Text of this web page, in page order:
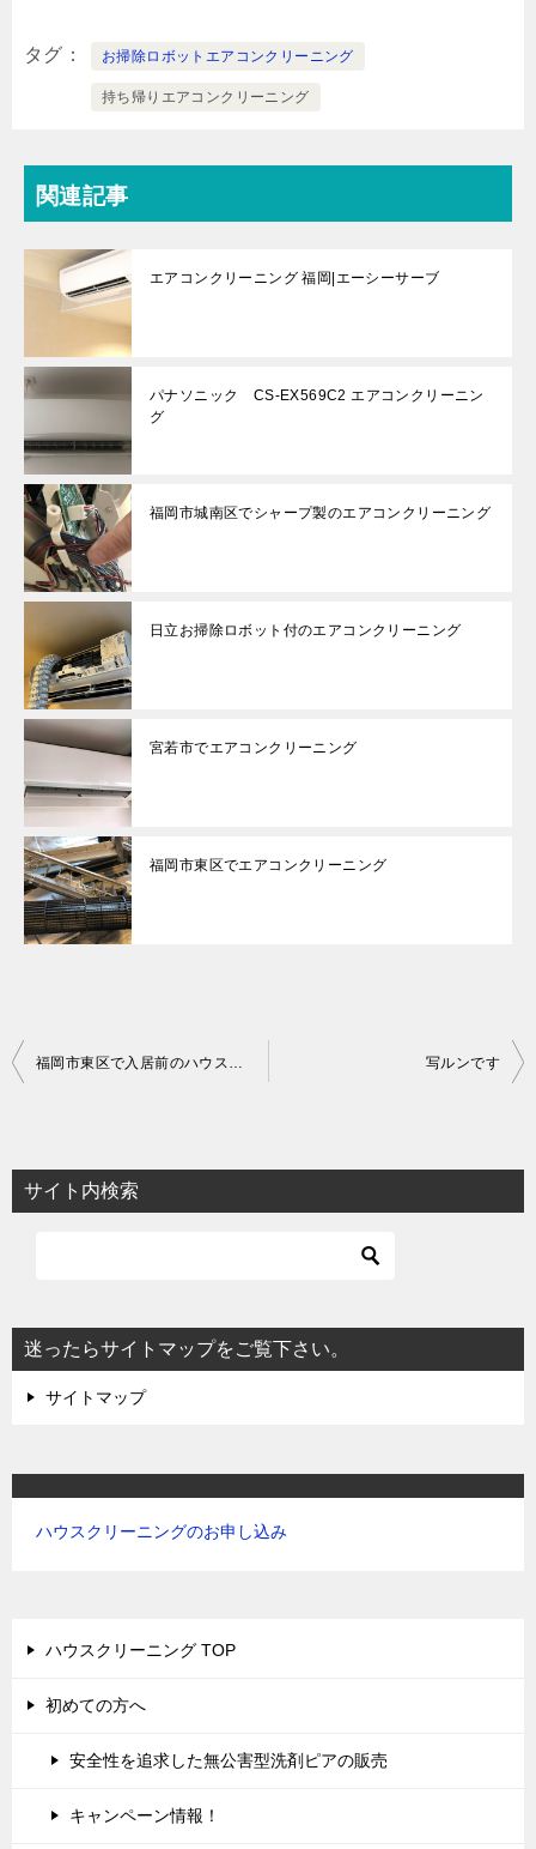
タグ お掃除ロボットエアコンクリーニング
持ち帰りエアコンクリーニング
関連記事
エアコンクリーニング 福岡|エーシーサーブ
パナソニック CS-EX569C2 エアコンクリーニン
グ
福岡市城南区でシャープ製のエアコンクリーニング
日立お掃除ロボット付のエアコンクリーニング
宮若市でエアコンクリーニング
福岡市東区でエアコンクリーニング
投
ビ
ゲ
ョ
ン
福岡市東区で入居前のハウスクリーニング 写ルンです
サイト内検索
迷ったらサイトマップをご覧下さい。
サイトマップ
ハウスクリーニングのお申し込み
ハウスクリーニング TOP
初めての方へ
安全性を追求した無公害型洗剤ピアの販売
キャンペーン情報！